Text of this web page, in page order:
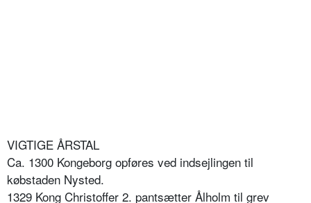
VIGTIGE ÅRSTAL
Ca. 1300 Kongeborg opføres ved indsejlingen til
købstaden Nysted.
1329 Kong Christoffer 2. pantsætter Ålholm til grev